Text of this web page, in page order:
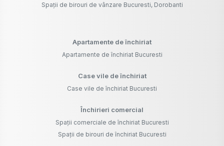
Spații de birouri de vânzare Bucuresti, Dorobanti
Apartamente de închiriat
Apartamente de închiriat Bucuresti
Case vile de închiriat
Case vile de închiriat Bucuresti
Închirieri comercial
Spații comerciale de închiriat Bucuresti
Spații de birouri de închiriat Bucuresti